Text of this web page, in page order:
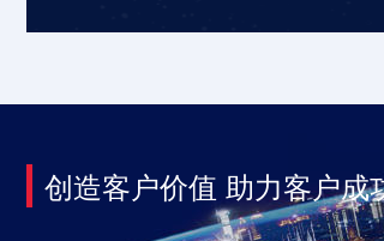
创造客户价值 助力客户